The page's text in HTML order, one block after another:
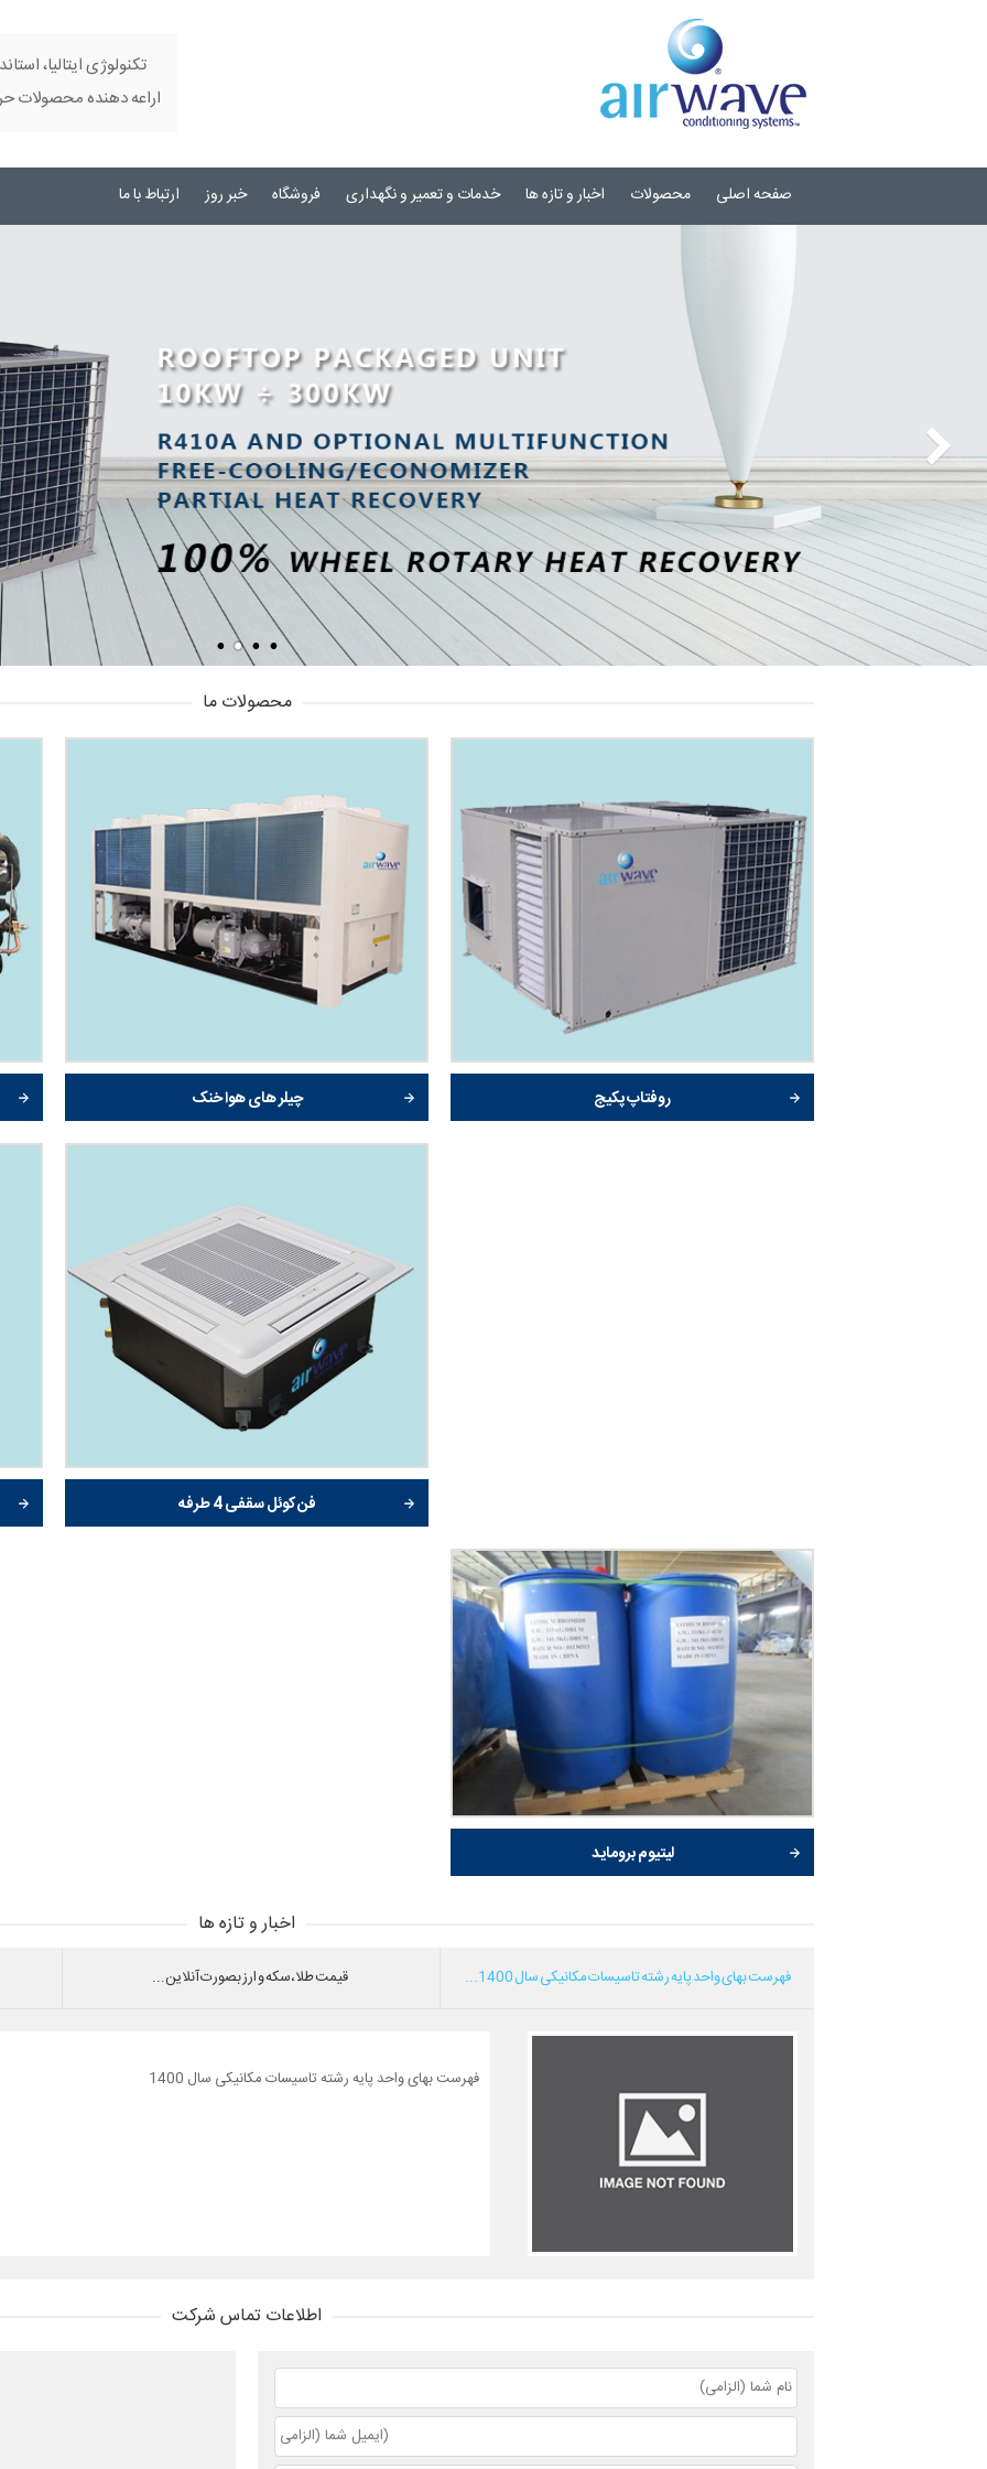
تکنولوژی ایتالیا،
اراعه دهنده محصولات
صفحه اصلی محصولات اخبار و تازه ها خدمات و تعمیر و نگهداری فروشگاه خبر روز ارتباط با ما
محصولات ما
روفتاپ پکیج چیلر های هوا خنک
فن کوئل سقفی 4 طرفه
لیتیوم بروماید
اخبار و تازه ها
فهرست بهای واحد پایه رشته تاسیسات مکانیکی سال 1400... قیمت طلا،سکه و ارز بصورت آنلاین...
فهرست بهای واحد پایه رشته تاسیسات مکانیکی سال 1400
اطلاعات تماس شرکت